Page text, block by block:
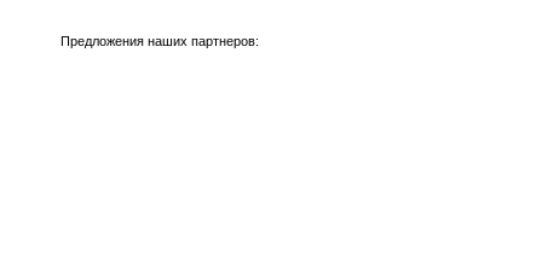
Предложения наших партнеров: